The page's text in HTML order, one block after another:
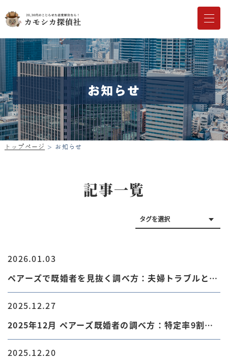
お知らせ
トップページ お知らせ
記事一覧
2026.01.03
ペアーズで既婚者を見抜く調べ方：夫婦トラブルと人
探し
2025.12.27
2025年12月 ペアーズ既婚者の調べ方：特定率9割の
視点
2025.12.20